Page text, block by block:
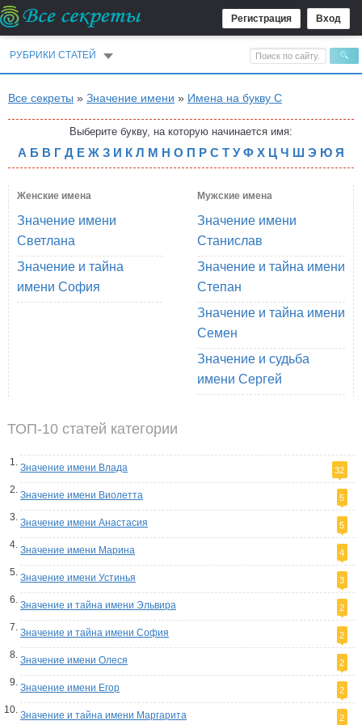
Регистрация Вход
РУБРИКИ СТАТЕЙ
Все секреты » Значение имени » Имена на букву С
Выберите букву, на которую начинается имя:
А Б В Г Д Е Ж З И К Л М Н О П Р С Т У Ф Х Ц Ч Ш Э Ю Я
Женские имена Мужские имена
Значение имени
Светлана
Значение и тайна
имени София
Значение имени
Станислав
Значение и тайна имени
Степан
Значение и тайна имени
Семен
Значение и судьба
имени Сергей
ТОП-10 статей категории
Значение имени Влада 32
Значение имени Виолетта 5
Значение имени Анастасия 5
Значение имени Марина 4
Значение имени Устинья 3
Значение и тайна имени Эльвира 2
Значение и тайна имени София 2
Значение имени Олеся 2
Значение имени Егор 2
Значение и тайна имени Маргарита 2